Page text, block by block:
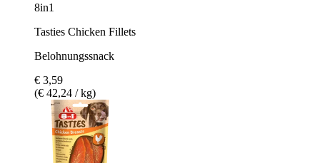
8in1
Tasties Chicken Fillets
Belohnungssnack
€ 3,59
(€ 42,24 / kg)